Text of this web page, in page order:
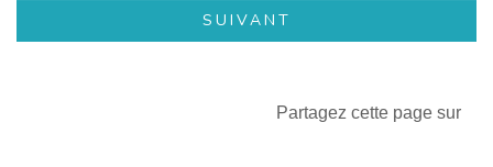
Partagez cette page sur